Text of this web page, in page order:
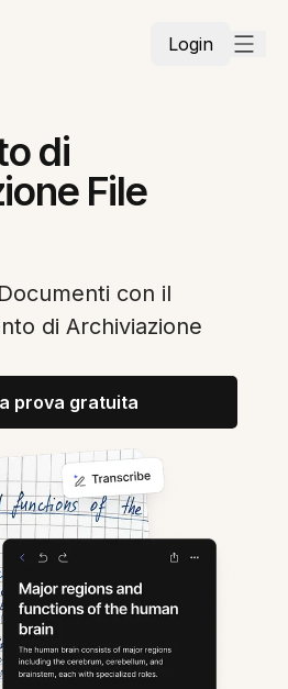
Login
di
File
con il
di Archiviazione
prova gratuita